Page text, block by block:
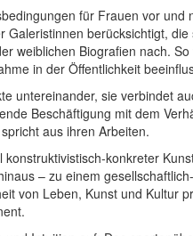
für Frauen vor und
berücksichtigt,
weiblichen Biografien nach.
in der Öffentlichkeit
untereinander, sie verbindet
Beschäftigung mit dem
aus ihren Arbeiten.
konkreter
– zu einem
von Leben, Kunst und Kultur